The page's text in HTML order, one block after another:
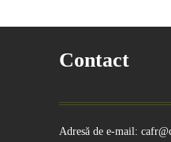
Contact
Adresă de e-mail: